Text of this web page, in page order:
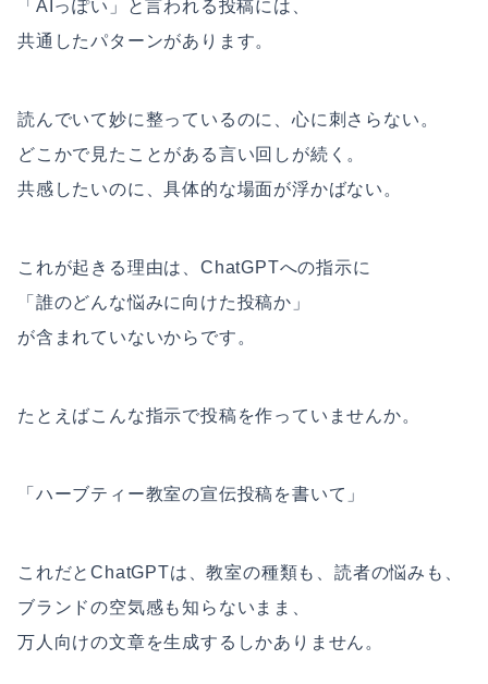
「AIっぽい」と言われる投稿には、
共通したパターンがあります。
読んでいて妙に整っているのに、心に刺さらない。
どこかで見たことがある言い回しが続く。
共感したいのに、具体的な場面が浮かばない。
これが起きる理由は、ChatGPTへの指示に
「誰のどんな悩みに向けた投稿か」
が含まれていないからです。
たとえばこんな指示で投稿を作っていませんか。
「ハーブティー教室の宣伝投稿を書いて」
これだとChatGPTは、教室の種類も、読者の悩みも、
ブランドの空気感も知らないまま、
万人向けの文章を生成するしかありません。